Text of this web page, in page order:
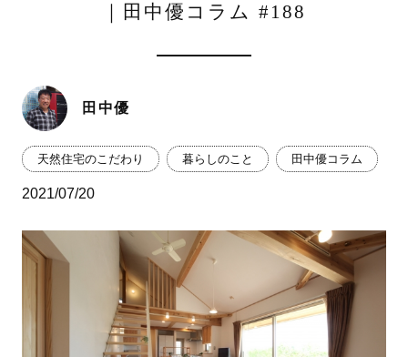
｜田中優コラム #188
田中優
天然住宅のこだわり 暮らしのこと 田中優コラム
2021/07/20